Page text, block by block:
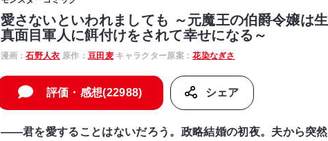
愛さないといわれましても ～元魔王の伯爵令嬢は生
真面目軍人に餌付けをされて幸せになる～
漫画：石野人衣 原作：豆田麦 キャラクター原案：花染なぎさ
評価・感想(22988) シェア
――君を愛することはないだろう。政略結婚の初夜。夫から突然